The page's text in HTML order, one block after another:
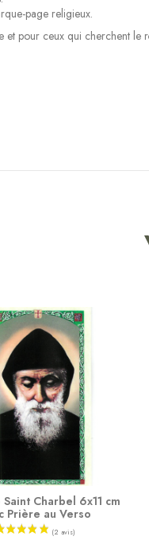
page religieux.
et pour ceux qui cherchent
Charbel 6x11 cm
Prière au Verso